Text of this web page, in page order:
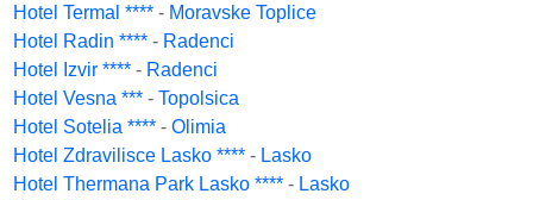
Hotel Termal **** - Moravske Toplice
Hotel Radin **** - Radenci
Hotel Izvir **** - Radenci
Hotel Vesna *** - Topolsica
Hotel Sotelia **** - Olimia
Hotel Zdravilisce Lasko **** - Lasko
Hotel Thermana Park Lasko **** - Lasko